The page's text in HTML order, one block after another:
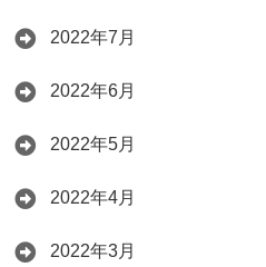
2022年7月
2022年6月
2022年5月
2022年4月
2022年3月